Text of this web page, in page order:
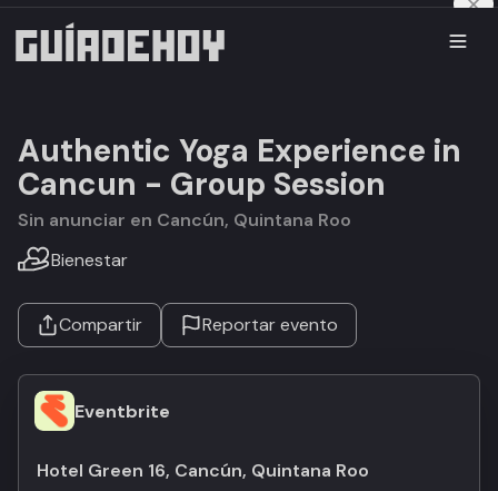
Authentic Yoga Experience in
Cancun - Group Session
Sin anunciar en Cancún, Quintana Roo
Bienestar
Compartir Reportar evento
Eventbrite
Hotel Green 16, Cancún, Quintana Roo